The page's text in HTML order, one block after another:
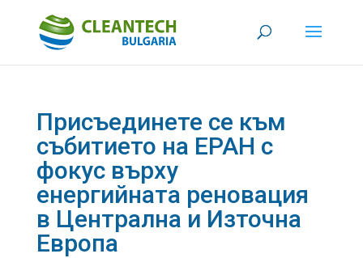
Присъединете се към
събитието на EPAH с
фокус върху
енергийната реновация
в Централна и Източна
Европа